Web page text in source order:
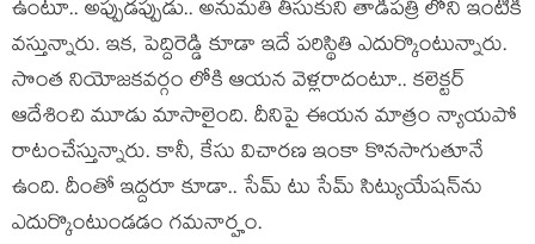
ఉంటూ.. అప్పుడ‌ప్పుడు.. అనుమ‌తి తీసుకుని తాడిప‌త్రి లోని ఇంటికి
వ‌స్తున్నారు. ఇక‌, పెద్దిరెడ్డి కూడా ఇదే ప‌రిస్థితి ఎదుర్కొంటున్నారు.
సొంత నియోజ‌కవర్గం లోకి ఆయ‌న వెళ్ల‌రాదంటూ.. క‌లెక్ట‌ర్
ఆదేశించి మూడు మాసాలైంది. దీనిపై ఈయ‌న మాత్రం న్యాయ‌పో
రాటంచేస్తున్నారు. కానీ, కేసు విచార‌ణ ఇంకా కొన‌సాగుతూనే
ఉంది. దీంతో ఇద్ద‌రూ కూడా.. సేమ్ టు సేమ్ సిట్యుయేష‌న్‌ను
ఎదుర్కొంటుండ‌డం గ‌మ‌నార్హం.